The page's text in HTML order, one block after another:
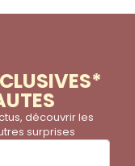
découvrir les
surprises